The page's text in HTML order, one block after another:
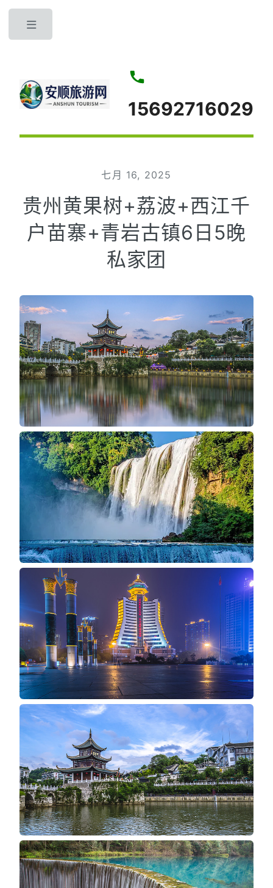
15692716029
七月 16, 2025
贵州黄果树+荔波+西江千
户苗寨+青岩古镇6日5晚
私家团